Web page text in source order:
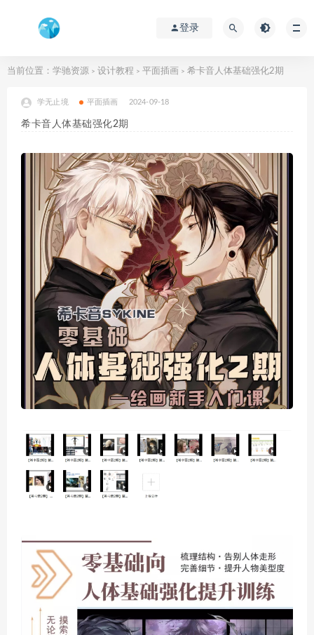
登录
当前位置： 学驰资源 > 设计教程 > 平面插画 > 希卡音人体基础强化2期
学无止境 平面插画 2024-09-18
希卡音人体基础强化2期